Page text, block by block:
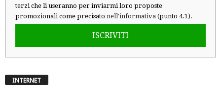
terzi che li useranno per inviarmi loro proposte
promozionali come precisato nell'informativa (punto 4.1).
ISCRIVITI
INTERNET